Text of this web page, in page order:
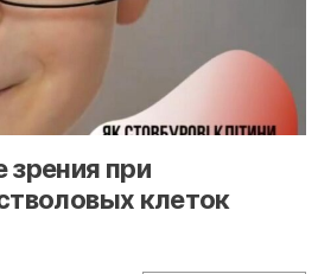
>
зрения при
клеток